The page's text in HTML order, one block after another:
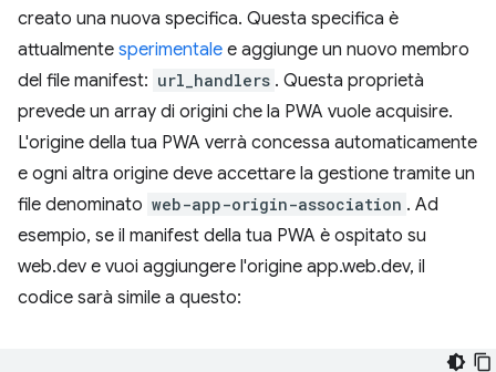
creato una nuova specifica. Questa specifica è
attualmente sperimentale e aggiunge un nuovo membro
del file manifest: url_handlers . Questa proprietà
prevede un array di origini che la PWA vuole acquisire.
L'origine della tua PWA verrà concessa automaticamente
e ogni altra origine deve accettare la gestione tramite un
file denominato web-app-origin-association . Ad
esempio, se il manifest della tua PWA è ospitato su
web.dev e vuoi aggiungere l'origine app.web.dev, il
codice sarà simile a questo: